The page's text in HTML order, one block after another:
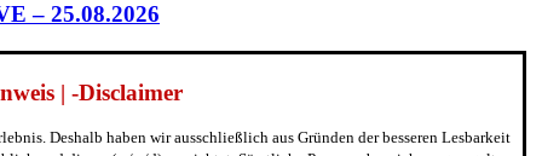
– 25.08.2026
| -Disclaimer
Deshalb haben wir ausschließlich aus Gründen der besseren Lesbarkeit